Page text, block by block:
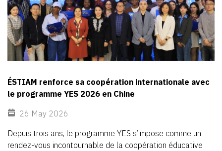
ÉSTIAM renforce sa coopération internationale avec
le programme YES 2026 en Chine
26 May 2026
Depuis trois ans, le programme YES s’impose comme un
rendez-vous incontournable de la coopération éducative